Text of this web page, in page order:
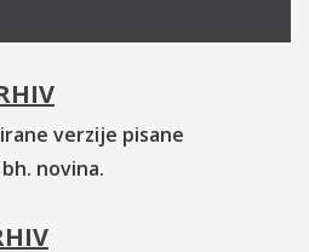
verzije pisane
novina.